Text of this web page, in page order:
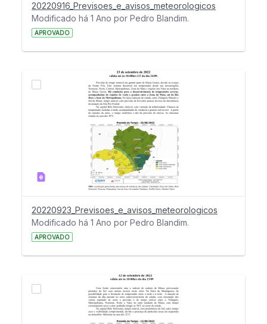
20220916_Previsoes_e_avisos_meteorologicos
Modificado há 1 Ano por Pedro Blandim.
APROVADO
20220923_Previsoes_e_avisos_meteorologicos
Modificado há 1 Ano por Pedro Blandim.
APROVADO